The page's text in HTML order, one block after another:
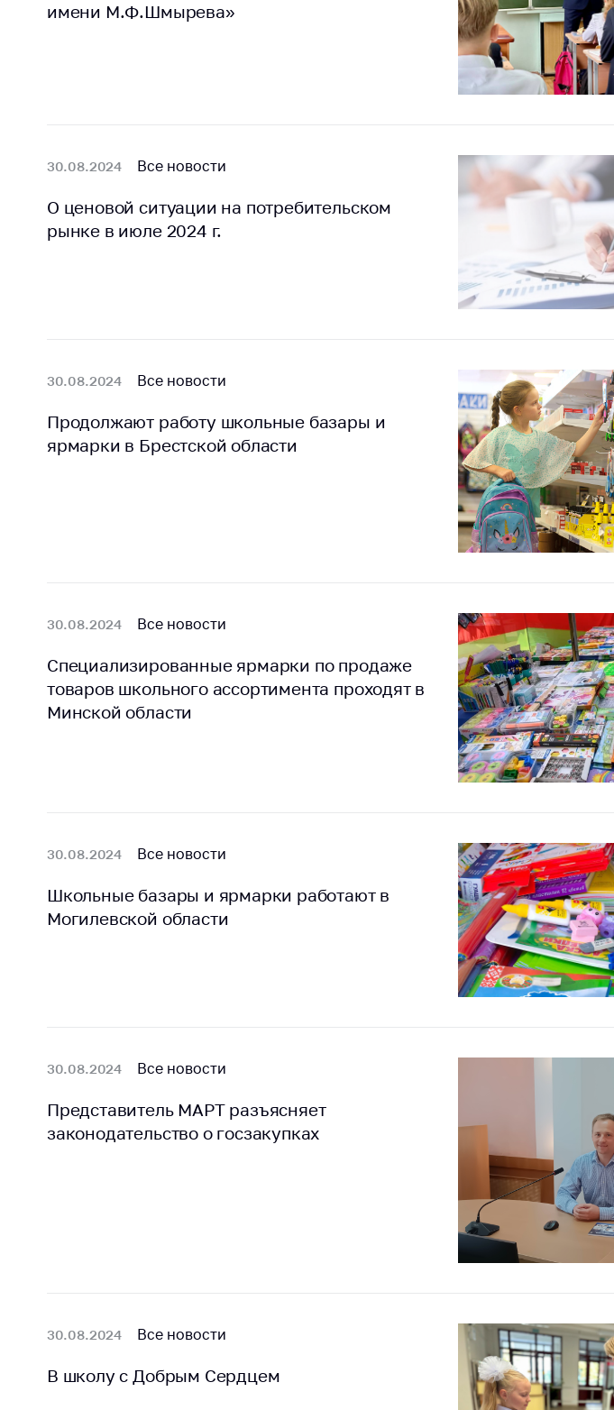
имени М.Ф.Шмырева»
30.08.2024 Все новости
О ценовой ситуации на потребительском
рынке в июле 2024 г.
30.08.2024 Все новости
Продолжают работу школьные базары и
ярмарки в Брестской области
30.08.2024 Все новости
Специализированные ярмарки по продаже
товаров школьного ассортимента проходят в
Минской области
30.08.2024 Все новости
Школьные базары и ярмарки работают в
Могилевской области
30.08.2024 Все новости
Представитель МАРТ разъясняет
законодательство о госзакупках
30.08.2024 Все новости
В школу с Добрым Сердцем